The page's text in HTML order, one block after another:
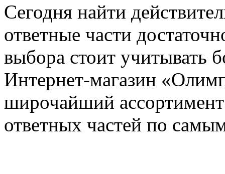
Сегодня найти
ответные части
выбора стоит учитывать
Интернет-магазин
широчайший
ответных частей по